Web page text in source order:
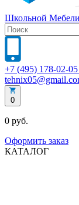
Школьной Мебели
+7 (495) 178-02-05
0
0 руб.
Оформить заказ
КАТАЛОГ